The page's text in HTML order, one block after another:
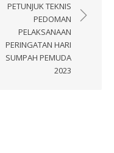
PETUNJUK TEKNIS
PEDOMAN
PELAKSANAAN
PERINGATAN HARI
SUMPAH PEMUDA
2023